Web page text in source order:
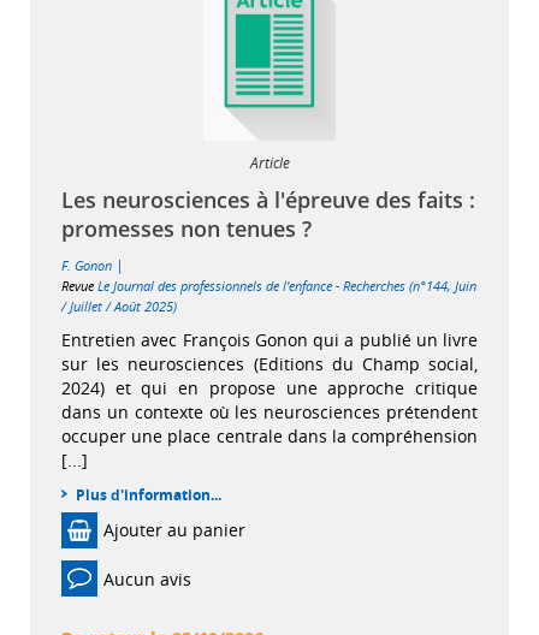
Article
Les neurosciences à l'épreuve des faits :
promesses non tenues ?
F. Gonon |
Revue Le Journal des professionnels de l'enfance - Recherches (n°144, Juin
/ Juillet / Août 2025)
Entretien avec François Gonon qui a publié un livre
sur les neurosciences (Editions du Champ social,
2024) et qui en propose une approche critique
dans un contexte où les neurosciences prétendent
occuper une place centrale dans la compréhension
[...]
Plus d'information...
Ajouter au panier
Aucun avis